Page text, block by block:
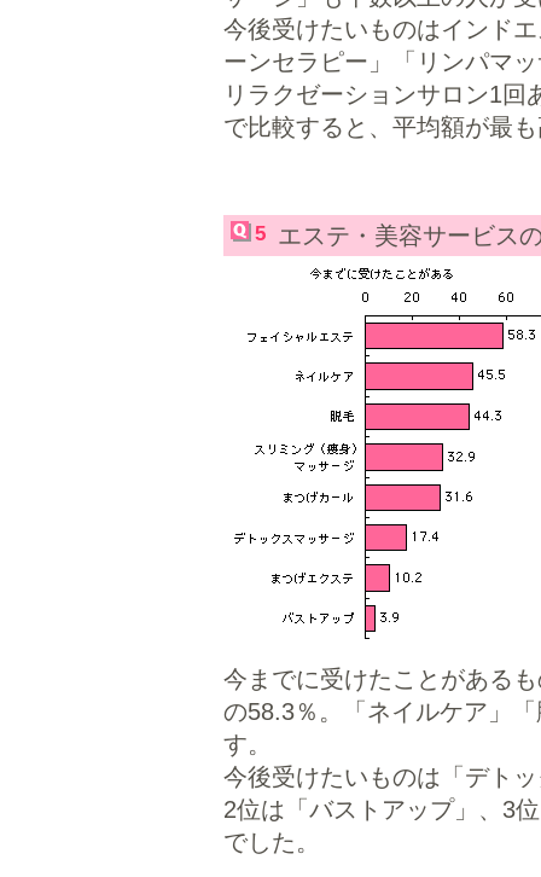
今後受けたいものはインド
ーンセラピー」「リンパマ
リラクゼーションサロン1回
で比較すると、平均額が最
5 エステ・美容サービス
今までに受けたことがある
の58.3％。「ネイルケア」
す。
今後受けたいものは「デト
2位は「バストアップ」、3
でした。